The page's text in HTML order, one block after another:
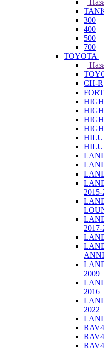
300
400
500
700
TOYOTA
CH-R
2015-
2017-
2009
2016
2022